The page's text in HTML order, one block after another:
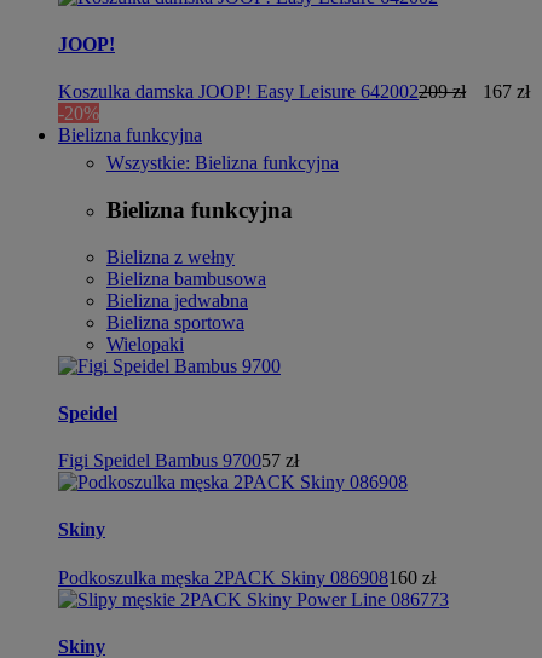
JOOP!
Koszulka damska JOOP! Easy Leisure 642002209 zł
167 zł
-20%
Bielizna funkcyjna
Wszystkie: Bielizna funkcyjna
Bielizna funkcyjna
Bielizna z wełny
Bielizna bambusowa
Bielizna jedwabna
Bielizna sportowa
Wielopaki
Speidel
Figi Speidel Bambus 970057 zł
Skiny
Podkoszulka męska 2PACK Skiny 086908160 zł
Skiny